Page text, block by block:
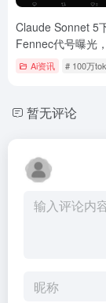
Claude Sonnet 5
Fennec代号曝光
Mythos内部训练
Ai资讯 # 100万
暂无评论